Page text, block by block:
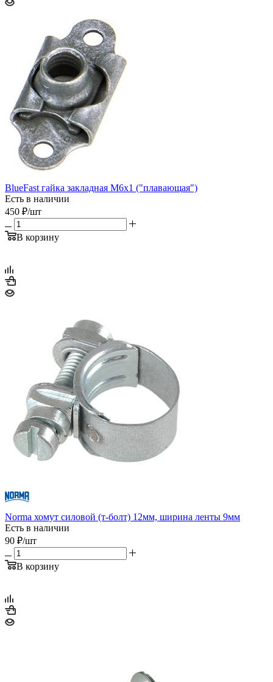
BlueFast гайка закладная М6x1 ("плавающая")
Есть в наличии
450 ₽/шт
В корзину
Norma хомут силовой (т-болт) 12мм, ширина ленты 9мм
Есть в наличии
90 ₽/шт
В корзину